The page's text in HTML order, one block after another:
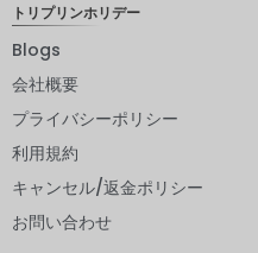
トリプリンホリデー
Blogs
会社概要
プライバシーポリシー
利用規約
キャンセル/返金ポリシー
お問い合わせ